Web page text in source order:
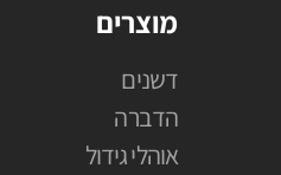
מוצרים
דשנים
הדברה
אוהלי גידול